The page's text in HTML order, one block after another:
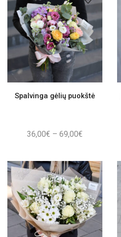
69,00€
Spalvinga gėlių puokštė
36,00€ – 69,00€
through
69,00€